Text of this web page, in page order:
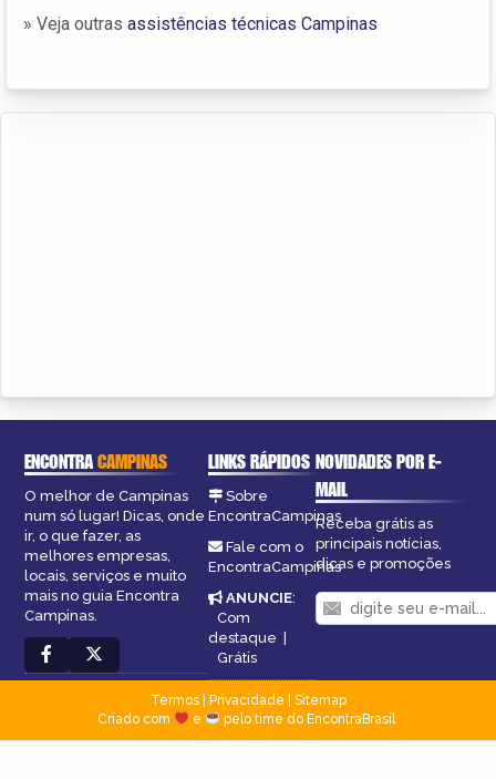
» Veja outras assistências técnicas Campinas
ENCONTRACAMPINAS
O melhor de Campinas
num só lugar! Dicas, onde
ir, o que fazer, as
melhores empresas,
locais, serviços e muito
mais no guia Encontra
Campinas.
LINKS RÁPIDOS
Sobre
EncontraCampinas
Fale com o
EncontraCampinas
ANUNCIE:
Com
destaque |
Grátis
NOVIDADES POR E-
MAIL
Receba grátis as
principais notícias,
dicas e promoções
Termos| Privacidade
Sitemap
Criado com
e pelo time do EncontraBrasil